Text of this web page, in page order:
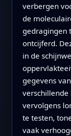
verbergen
de
gedragingen
ontcijferd.
in de
gegevens
vervolgens
te testen,
vaak